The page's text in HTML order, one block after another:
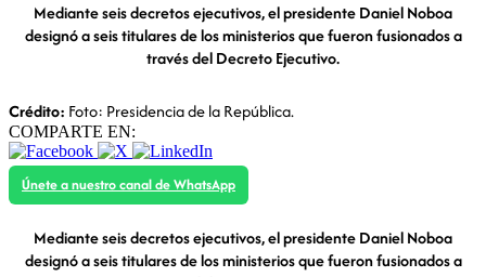
Mediante seis decretos ejecutivos, el presidente Daniel Noboa
designó a seis titulares de los ministerios que fueron fusionados a
través del Decreto Ejecutivo.
Crédito: Foto: Presidencia de la República.
COMPARTE EN:
Únete a nuestro canal de WhatsApp
Mediante seis decretos ejecutivos, el presidente Daniel Noboa
designó a seis titulares de los ministerios que fueron fusionados a